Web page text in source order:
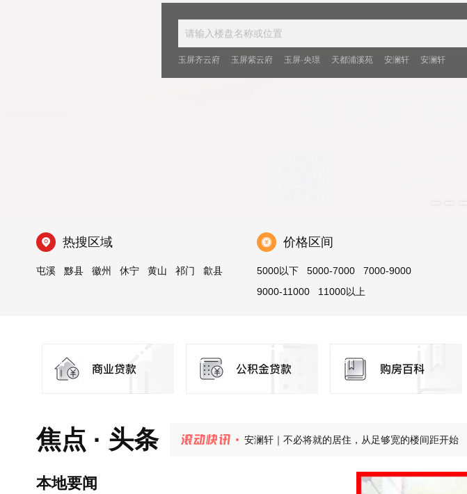
玉屏齐云府 玉屏紫云府 玉屏·央璟 天都浦溪苑 安澜轩 安澜轩
热搜区域
屯溪 黟县 徽州 休宁 黄山 祁门 歙县
价格区间
5000以下 5000-7000
7000-9000
9000-11000
11000以上
焦点 · 头条
紫荆书院 | 玩具从来不缺，缺的是孩子成长乐园
本地要闻